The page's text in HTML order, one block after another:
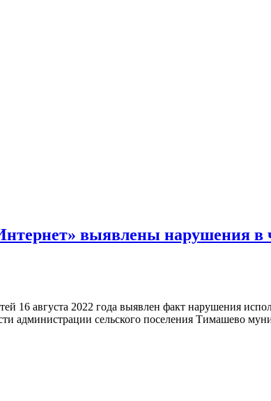
выявлены нарушения в
16 августа 2022 года выявлен факт нарушения
администрации сельского поселения Тимашево